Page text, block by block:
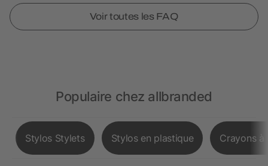
Voir toutes les FAQ
Populaire chez allbranded
Stylos Stylets Stylos en plastique Crayons à